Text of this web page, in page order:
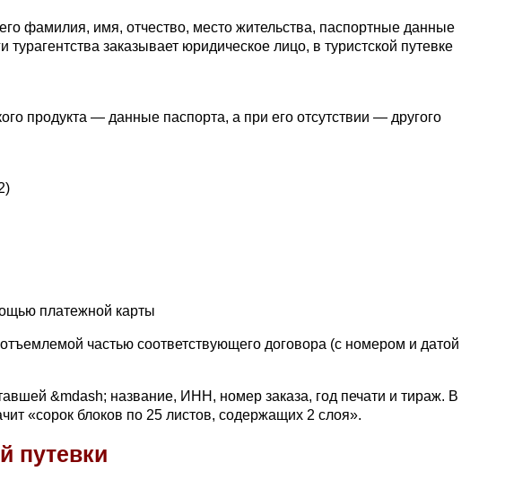
фамилия, имя, отчество, место жительства, паспортные данные
заказывает юридическое лицо, в туристской путевке
продукта — данные паспорта, а при его отсутствии — другого
платежной карты
частью соответствующего договора (с номером и датой
&mdash; название, ИНН, номер заказа, год печати и тираж. В
«сорок блоков по 25 листов, содержащих 2 слоя».
путевки